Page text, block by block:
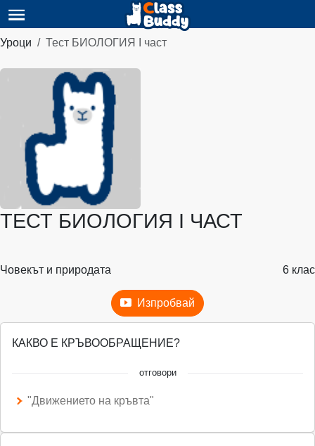
Уроци Тест БИОЛОГИЯ I част
ТЕСТ БИОЛОГИЯ I ЧАСТ
Човекът и природата 6 клас
Изпробвай
КАКВО Е КРЪВООБРАЩЕНИЕ?
отговори
"Движението на кръвта"